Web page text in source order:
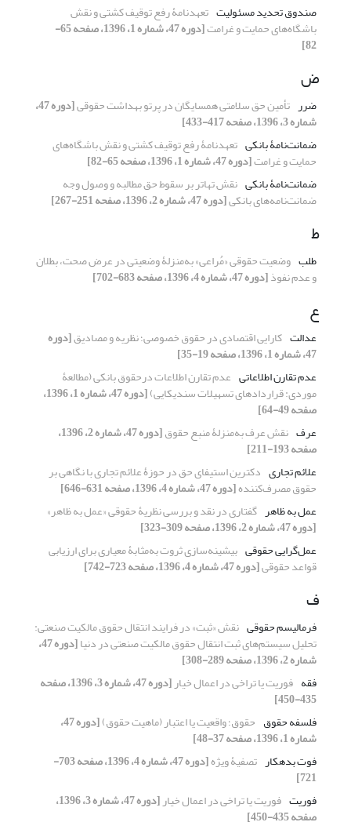
صندوق تحدید مسئولیت تعهدنامۀ رفع توقیف کشتی و نقش
باشگاه‌های حمایت و غرامت [دوره 47، شماره 1، 1396، صفحه 65-
82]
ض
ضرر تأمین حق سلامتی همسایگان در پرتو بهداشت حقوقی [دوره 47،
شماره 3، 1396، صفحه 417-433]
ضمانت‌نامۀ بانکی تعهدنامۀ رفع توقیف کشتی و نقش باشگاه‌های
حمایت و غرامت[دوره 47، شماره 1، 1396، صفحه 65-82]
ضمانت‌نامۀ بانکی نقش تهاتر بر سقوط حق مطالبه و وصول وجه
ضمانت‌نامه‌های بانکی[دوره 47، شماره 2، 1396، صفحه 251-267]
ط
طلب وضعیت حقوقی «مُراعی» به‌منزلۀ وضعیتی در عرض صحت، بطلان
و عدم نفوذ[دوره 47، شماره 4، 1396، صفحه 683-702]
ع
عدالت کارایی اقتصادی در حقوق خصوصی؛ نظریه و مصادیق[دوره
47، شماره 1، 1396، صفحه 19-35]
عدم تقارن اطلاعاتی عدم تقارن اطلاعات درحقوق بانکی (مطالعۀ
موردی: قراردادهای تسهیلات سندیکایی) [دوره 47، شماره 1، 1396،
صفحه 49-64]
عرف نقش عرف به‌منزلۀ منبع حقوق [دوره 47، شماره 2، 1396،
صفحه 193-211]
علائم تجاری دکترین استیفای حق در حوزۀ علائم تجاری با نگاهی بر
حقوق مصرف‌کننده[دوره 47، شماره 4، 1396، صفحه 631-646]
عمل به ظاهر گفتاری در نقد و بررسی نظریۀ حقوقی «عمل به ظاهر»
[دوره 47، شماره 2، 1396، صفحه 309-323]
عمل‌گرایی حقوقی بیشینه‌سازی ثروت به‌مثابۀ معیاری برای ارزیابی
قواعد حقوقی[دوره 47، شماره 4، 1396، صفحه 723-742]
ف
فرمالیسم حقوقی نقش «ثبت» در فرایند انتقال حقوق مالکیت صنعتی:
تحلیل سیستم‌های ثبت انتقال حقوق مالکیت صنعتی در دنیا [دوره 47،
شماره 2، 1396، صفحه 289-308]
فقه فوریت یا تراخی در اعمال خیار [دوره 47، شماره 3، 1396، صفحه
435-450]
فلسفه حقوق حقوق؛ واقعیت یا اعتبار (ماهیت حقوق) [دوره 47،
شماره 1، 1396، صفحه 37-48]
فوت بدهکار تصفیۀ ویژه [دوره 47، شماره 4، 1396، صفحه 703-
721]
فوریت فوریت یا تراخی در اعمال خیار [دوره 47، شماره 3، 1396،
صفحه 435-450]